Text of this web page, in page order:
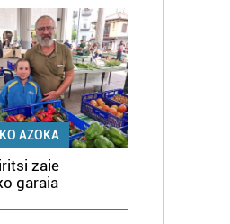
AZOKA
zaie
garaia